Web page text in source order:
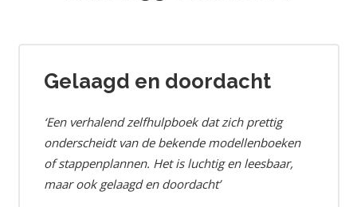
Gelaagd en doordacht
‘Een verhalend zelfhulpboek dat zich prettig
onderscheidt van de bekende modellenboeken
of stappenplannen. Het is luchtig en leesbaar,
maar ook gelaagd en doordacht’